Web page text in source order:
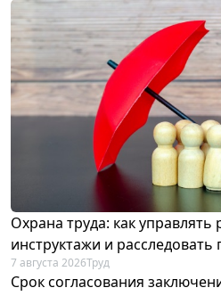
Охрана труда: как
инструктажи и
7 августа 2026Труд
Срок согласования